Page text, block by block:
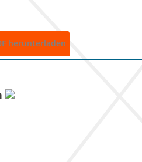
herunterladen